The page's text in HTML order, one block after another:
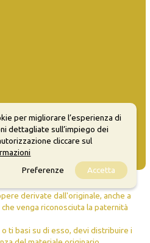
licenza CC-BY-SA che permette di
derivate dall'originale, anche a
venga riconosciuta la paternità
ti basi su di esso, devi distribuire i
per migliorare l’esperienza di
dettagliate sull’impiego dei
cliccare sul
Preferenze
Accetta